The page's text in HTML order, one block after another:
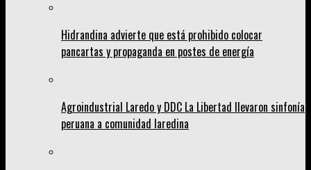
Hidrandina advierte que está prohibido colocar
pancartas y propaganda en postes de energía
Agroindustrial Laredo y DDC La Libertad llevaron sinfonía
peruana a comunidad laredina